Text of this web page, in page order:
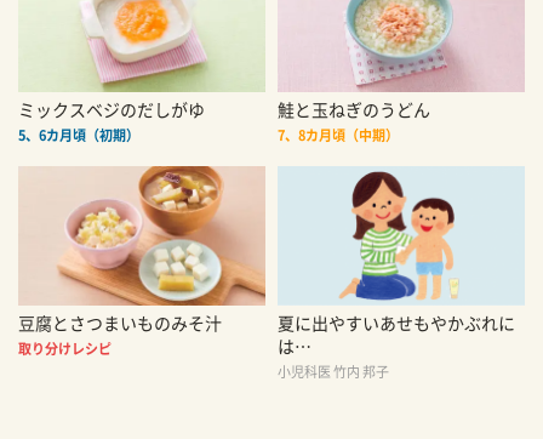
ミックスベジのだしがゆ
5、6カ月頃（初期）
鮭と玉ねぎのうどん
7、8カ月頃（中期）
豆腐とさつまいものみそ汁
取り分けレシピ
夏に出やすいあせもやかぶれに
は…
小児科医 竹内 邦子